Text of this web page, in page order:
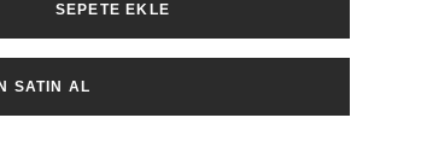
SEPETE EKLE
SATIN AL